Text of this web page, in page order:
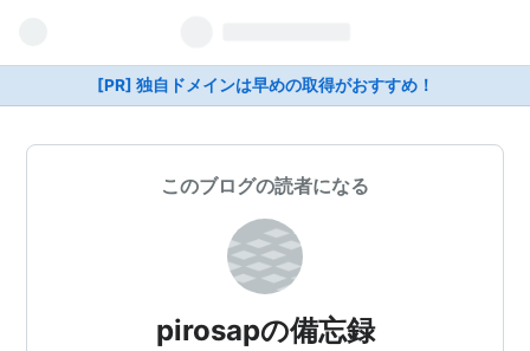
[PR] 独自ドメインは早めの取得がおすすめ！
このブログの読者になる
pirosapの備忘録